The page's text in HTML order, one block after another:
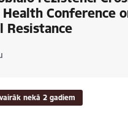
Conference
Resistance
nekā 2 gadiem